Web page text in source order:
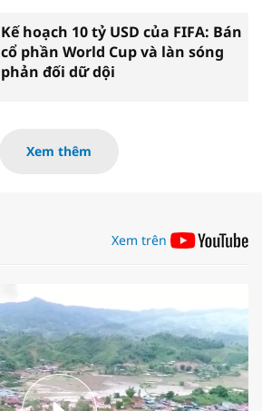
Kế hoạch 10 tỷ USD của FIFA: Bán
cổ phần World Cup và làn sóng
phản đối dữ dội
Xem thêm
Xem trên